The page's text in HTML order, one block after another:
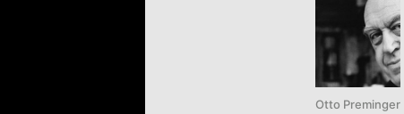
Otto Preminger